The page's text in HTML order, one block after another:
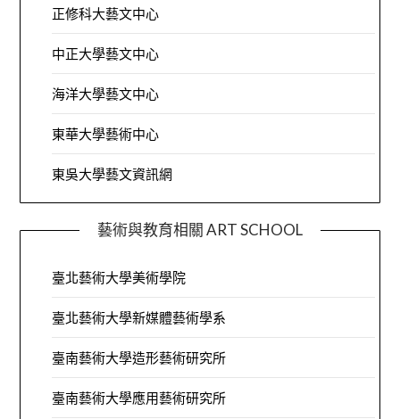
正修科大藝文中心
中正大學藝文中心
海洋大學藝文中心
東華大學藝術中心
東吳大學藝文資訊網
藝術與教育相關 ART SCHOOL
臺北藝術大學美術學院
臺北藝術大學新媒體藝術學系
臺南藝術大學造形藝術研究所
臺南藝術大學應用藝術研究所